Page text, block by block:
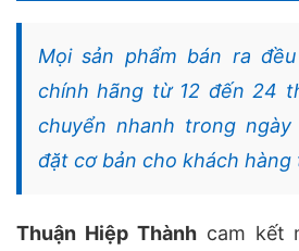
Mọi sản phẩm bán ra
chính hãng từ 12 đến 24
chuyển nhanh trong
đặt cơ bản cho khách hàng
Thuận Hiệp Thànhcam kết